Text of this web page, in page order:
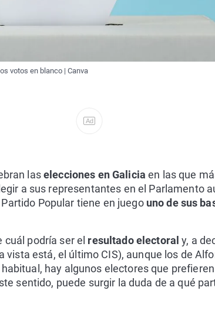
votos en blanco | Canva
Ad
laselecciones en Galiciaen las que
a sus representantes en el Parlamento
Popular tiene en juego uno de sus
cuál podría ser el resultado electoraly, a
vista está, el último CIS), aunque los de
hay algunos electores que
sentido, puede surgir la duda de a qué